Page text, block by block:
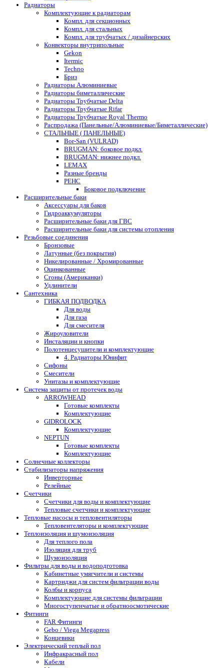
Радиаторы
Комплектующие к радиаторам
Компл. для секционных
Компл. для стальных
Компл. для трубчатых / дизайнерских
Конвекторы внутрипольные
Gekon
Itermic
Techno
Бриз
Радиаторы Алюминиевые
Радиаторы биметаллические
Радиаторы Трубчатые Delta
Радиаторы Трубчатые Rifar
Радиаторы Трубчатые Royal Thermo
Распродажа (Панельные/Алюминиевые/Биметаллические)
СТАЛЬНЫЕ ( ПАНЕЛЬНЫЕ)
Bor-San (VULRAD)
BRUGMAN: боковое подкл.
BRUGMAN: нижнее подкл.
LEMAX
Разные бренды
РЕНС
Боковое подключение
Расширительные баки
Аксессуары для баков
Гидроаккумуляторы
Расширительные баки для ГВС
Расширительные баки для системы отопления
Резьбовые соединения
Бронзовые
Латунные (без покрытия)
Никелированные / Хромированные
Оцинкованные
Сгоны (Американки)
Удлинители
Сантехника
ГИБКАЯ ПОДВОДКА
Для воды
Для газа
Для смесителя
Жироуловители
Инсталяции и кнопки
Полотенцесушители и комплектующие
4. Радиаторы Юнифит
Сифоны
Смесители
Унитазы и комплектующие
Система защиты от протечек воды
ARROWHEAD
Готовые комплекты
Комплектующие
GIDROLOCK
Комплектующие
NEPTUN
Готовые комплекты
Комплектующие
Солнечные коллекторы
Стабилизаторы напряжения
Инверторные
Релейные
Счетчики
Счетчики для воды и комплектующие
Тепловые счетчики и комплектующие
Тепловые насосы и тепловентиляторы
Тепловентеляторы и комплектующие
Теплоизоляция и шумоизоляция
Для теплого пола
Изоляция для труб
Шумоизоляция
Фильтры для воды и водоподготовка
Кабинетные умягчители и системы
Картриджи для систем фильтрации воды
Колбы и корпуса
Комплектующие для системы фильтрации
Многоступенчатые и обратноосмотические
Фитинги
FAR Фитинги
Gebo / Viega Megapress
Концевики
Электрический теплый пол
Инфракрасный пол
Кабели